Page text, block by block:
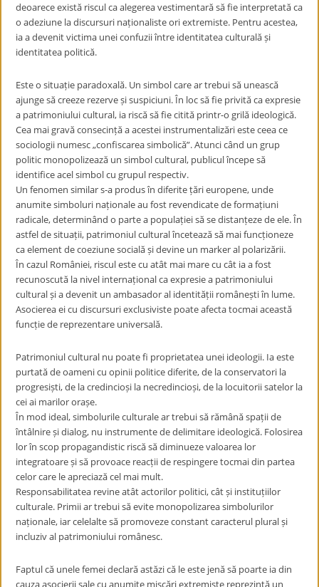
deoarece există riscul ca alegerea vestimentară să fie interpretată ca
o adeziune la discursuri naționaliste ori extremiste. Pentru acestea,
ia a devenit victima unei confuzii între identitatea culturală și
identitatea politică.
Este o situație paradoxală. Un simbol care ar trebui să unească
ajunge să creeze rezerve și suspiciuni. În loc să fie privită ca expresie
a patrimoniului cultural, ia riscă să fie citită printr-o grilă ideologică.
Cea mai gravă consecință a acestei instrumentalizări este ceea ce
sociologii numesc „confiscarea simbolică”. Atunci când un grup
politic monopolizează un simbol cultural, publicul începe să
identifice acel simbol cu grupul respectiv.
Un fenomen similar s-a produs în diferite țări europene, unde
anumite simboluri naționale au fost revendicate de formațiuni
radicale, determinând o parte a populației să se distanțeze de ele. În
astfel de situații, patrimoniul cultural încetează să mai funcționeze
ca element de coeziune socială și devine un marker al polarizării.
În cazul României, riscul este cu atât mai mare cu cât ia a fost
recunoscută la nivel internațional ca expresie a patrimoniului
cultural și a devenit un ambasador al identității românești în lume.
Asocierea ei cu discursuri exclusiviste poate afecta tocmai această
funcție de reprezentare universală.
Patrimoniul cultural nu poate fi proprietatea unei ideologii. Ia este
purtată de oameni cu opinii politice diferite, de la conservatori la
progresiști, de la credincioși la necredincioși, de la locuitorii satelor la
cei ai marilor orașe.
În mod ideal, simbolurile culturale ar trebui să rămână spații de
întâlnire și dialog, nu instrumente de delimitare ideologică. Folosirea
lor în scop propagandistic riscă să diminueze valoarea lor
integratoare și să provoace reacții de respingere tocmai din partea
celor care le apreciază cel mai mult.
Responsabilitatea revine atât actorilor politici, cât și instituțiilor
culturale. Primii ar trebui să evite monopolizarea simbolurilor
naționale, iar celelalte să promoveze constant caracterul plural și
incluziv al patrimoniului românesc.
Faptul că unele femei declară astăzi că le este jenă să poarte ia din
cauza asocierii sale cu anumite mișcări extremiste reprezintă un